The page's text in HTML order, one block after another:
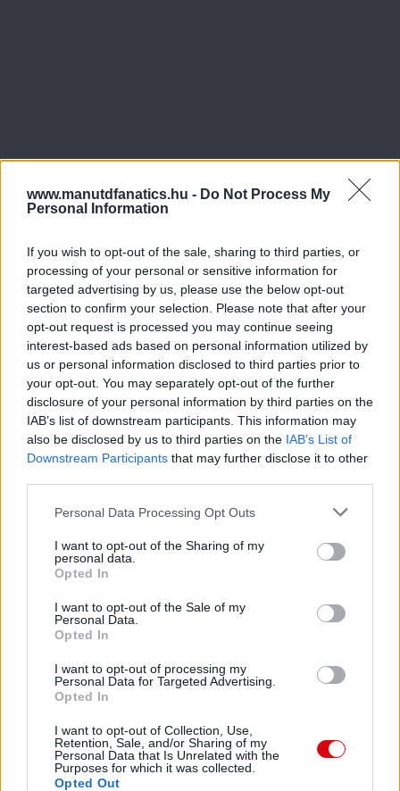
www.manutdfanatics.hu - Do Not Process My
Personal Information
If you wish to opt-out of the sale, sharing to third parties, or
processing of your personal or sensitive information for
targeted advertising by us, please use the below opt-out
section to confirm your selection. Please note that after your
opt-out request is processed you may continue seeing
interest-based ads based on personal information utilized by
us or personal information disclosed to third parties prior to
your opt-out. You may separately opt-out of the further
disclosure of your personal information by third parties on the
IAB’s list of downstream participants. This information may
also be disclosed by us to third parties on the IAB’s List of
Downstream Participants that may further disclose it to other
Please note that this website/app uses one or more Google
not limited to your visit or usage behaviour. You may click to
grant or deny consent to Google and its third-party tags to
use your data for below specified purposes in below Google
consent section.
Personal Data Processing Opt Outs
I want to opt-out of the Sharing of my
personal data.
Opted In
I want to opt-out of the Sale of my
Personal Data.
Opted In
I want to opt-out of processing my
Personal Data for Targeted Advertising.
Opted In
I want to opt-out of Collection, Use,
Retention, Sale, and/or Sharing of my
Personal Data that Is Unrelated with the
Purposes for which it was collected.
Opted Out